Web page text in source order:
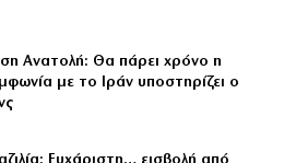
Ανατολή: Θα πάρει χρόνο η
με το Ιράν υποστηρίζει ο